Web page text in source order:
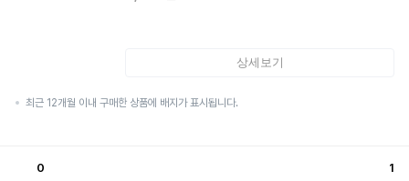
상세보기
최근 12개월 이내 구매한 상품에 배지가 표시됩니다.
0 1